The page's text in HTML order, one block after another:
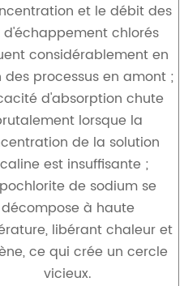
et le débit des
d'échappement chlorés
considérablement en
des processus en amont ;
d'absorption chute
lorsque la
de la solution
est insuffisante ;
de sodium se
décompose à haute
libérant chaleur et
ce qui crée un cercle
vicieux.